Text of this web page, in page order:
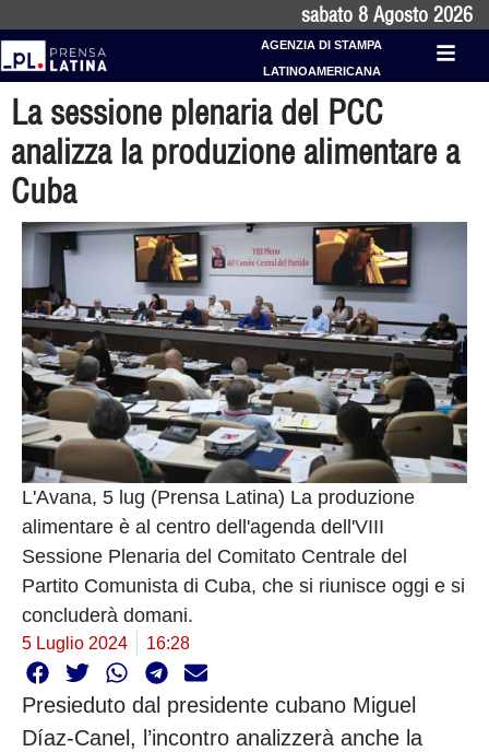
sabato 8 Agosto 2026
AGENZIA DI STAMPA
LATINOAMERICANA
La sessione plenaria del PCC
analizza la produzione alimentare a
Cuba
L'Avana, 5 lug (Prensa Latina) La produzione
alimentare è al centro dell'agenda dell'VIII
Sessione Plenaria del Comitato Centrale del
Partito Comunista di Cuba, che si riunisce oggi e si
concluderà domani.
5 Luglio 2024 16:28
Presieduto dal presidente cubano Miguel
Díaz-Canel, l’incontro analizzerà anche la